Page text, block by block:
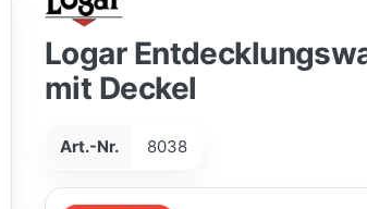
Logar
mit Deckel
Art.-Nr. 8038